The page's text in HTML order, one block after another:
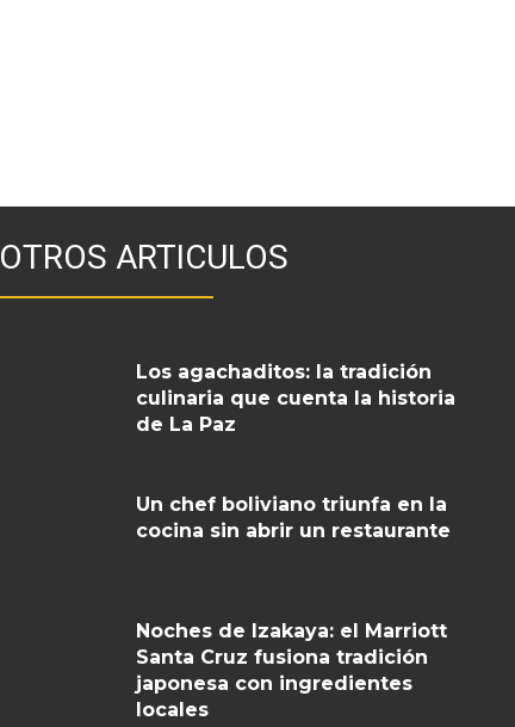
OTROS ARTICULOS
Los agachaditos: la tradición
culinaria que cuenta la historia
de La Paz
Un chef boliviano triunfa en la
cocina sin abrir un restaurante
Noches de Izakaya: el Marriott
Santa Cruz fusiona tradición
japonesa con ingredientes
locales